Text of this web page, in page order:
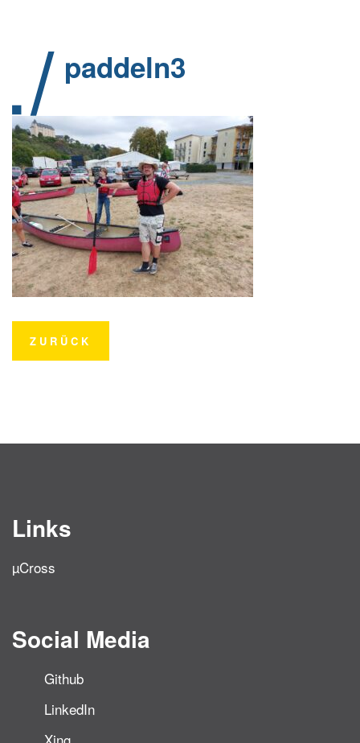
paddeln3
ZURÜCK
Links
µCross
Social Media
Github
LinkedIn